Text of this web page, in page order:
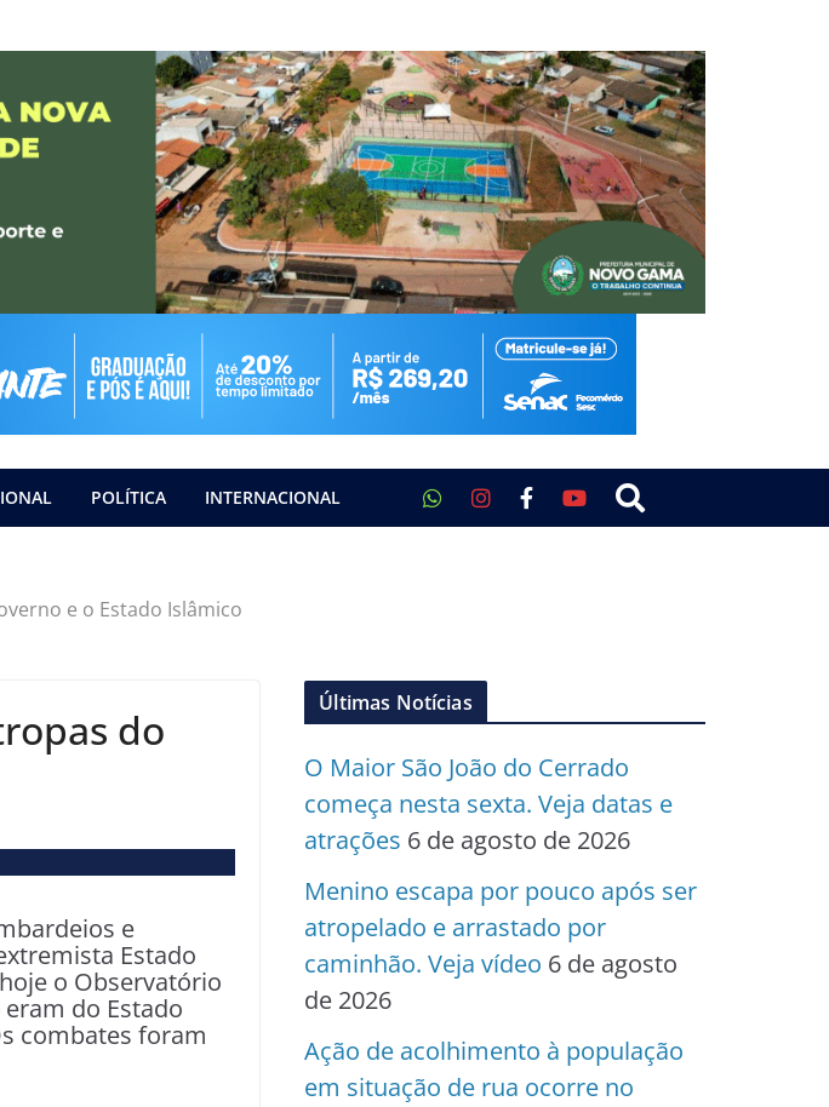
POLÍTICA INTERNACIONAL
e o Estado Islâmico
do
e
Estado
o Observatório
do Estado
combates foram
Últimas Notícias
O Maior São João do Cerrado
começa nesta sexta. Veja datas e
atrações 6 de agosto de 2026
Menino escapa por pouco após ser
atropelado e arrastado por
caminhão. Veja vídeo 6 de agosto
de 2026
Ação de acolhimento à população
em situação de rua ocorre no